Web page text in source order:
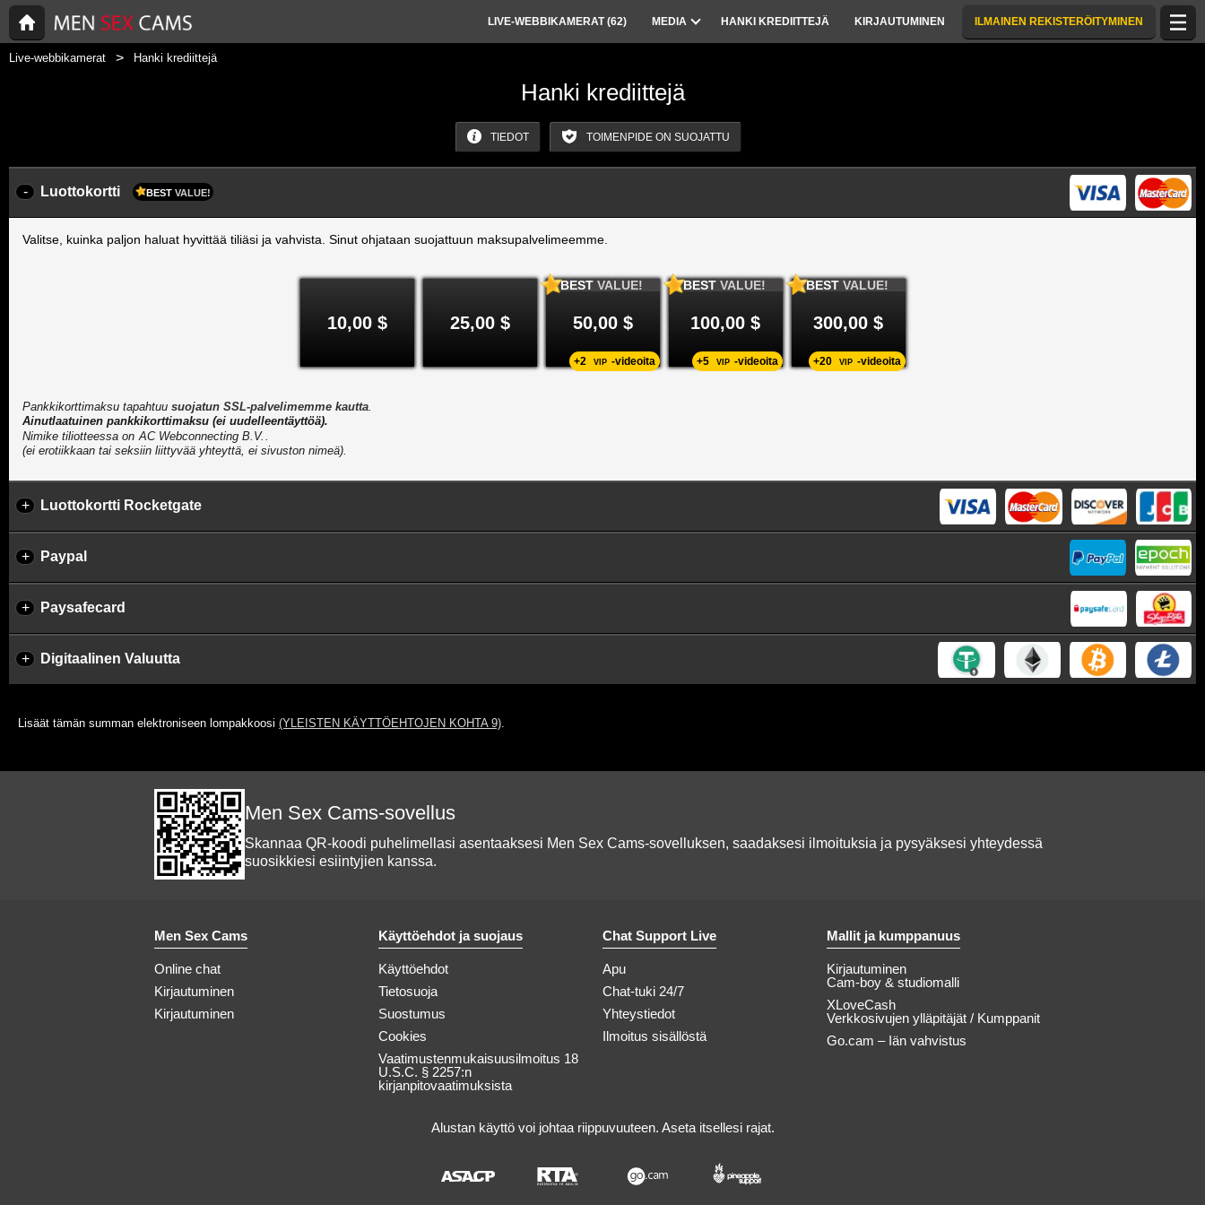
LIVE-WEBBIKAMERAT (62) MEDIA HANKI KREDIITTEJÄ KIRJAUTUMINEN ILMAINEN REKISTERÖITYMINEN
Live-webbikamerat Hanki krediittejä
Hanki krediittejä
TIEDOT TOIMENPIDE ON SUOJATTU
- Luottokortti BEST VALUE!
Valitse, kuinka paljon haluat hyvittää tiliäsi ja vahvista. Sinut ohjataan suojattuun maksupalvelimeemme.
10,00 $ 25,00 $
BEST VALUE!
50,00 $
+2 VIP -videoita
BEST VALUE!
100,00 $
+5 VIP -videoita
BEST VALUE!
300,00 $
+20 VIP -videoita
Pankkikorttimaksu tapahtuu suojatun SSL-palvelimemme kautta.
Ainutlaatuinen pankkikorttimaksu (ei uudelleentäyttöä).
Nimike tiliotteessa on
.
(ei erotiikkaan tai seksiin liittyvää yhteyttä, ei sivuston nimeä).
+ Luottokortti Rocketgate
+ Paypal
+ Paysafecard
+ Digitaalinen Valuutta
Lisäät tämän summan elektroniseen lompakkoosi (YLEISTEN KÄYTTÖEHTOJEN KOHTA 9).
Men Sex Cams-sovellus
Skannaa QR-koodi puhelimellasi asentaaksesi Men Sex Cams-sovelluksen, saadaksesi ilmoituksia ja pysyäksesi yhteydessä
suosikkiesi esiintyjien kanssa.
Men Sex Cams
Online chat
Kirjautuminen
Kirjautuminen
Käyttöehdot ja suojaus
Käyttöehdot
Tietosuoja
Suostumus
Cookies
Vaatimustenmukaisuusilmoitus 18
U.S.C. § 2257:n
kirjanpitovaatimuksista
Chat Support Live
Apu
Chat-tuki 24/7
Yhteystiedot
Ilmoitus sisällöstä
Mallit ja kumppanuus
Kirjautuminen
Cam-boy & studiomalli
XLoveCash
Verkkosivujen ylläpitäjät / Kumppanit
Go.cam – Iän vahvistus
Alustan käyttö voi johtaa riippuvuuteen. Aseta itsellesi rajat.